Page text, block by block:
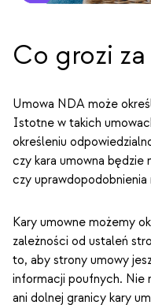
Co grozi
Umowa NDA może
Istotne w takich
określeniu
czy kara umowna będzie
czy uprawdopodobnienia
Kary umowne możemy
zależności od ustaleń
to, aby strony umowy
informacji poufnych. Nie
ani dolnej granicy kary